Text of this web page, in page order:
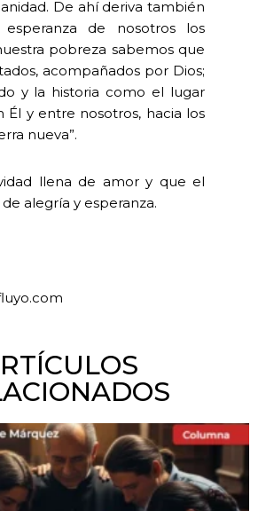
De ahí deriva también
de nosotros los
pobreza sabemos que
acompañados por Dios;
y la historia como el lugar
Él y entre nosotros, hacia los
nueva”.
llena de amor y que el
alegría y esperanza.